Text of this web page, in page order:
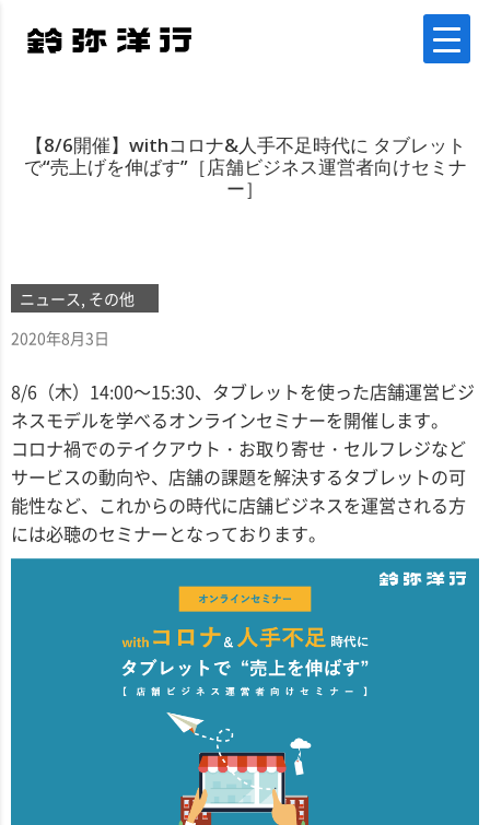
【8/6開催】withコロナ&人手不足時代に タブレット
で“売上げを伸ばす”［店舗ビジネス運営者向けセミナ
ー］
ニュース, その他
2020年8月3日
8/6（木）14:00～15:30、タブレットを使った店舗運営ビジ
ネスモデルを学べるオンラインセミナーを開催します。
コロナ禍でのテイクアウト・お取り寄せ・セルフレジなど
サービスの動向や、店舗の課題を解決するタブレットの可
能性など、これからの時代に店舗ビジネスを運営される方
には必聴のセミナーとなっております。